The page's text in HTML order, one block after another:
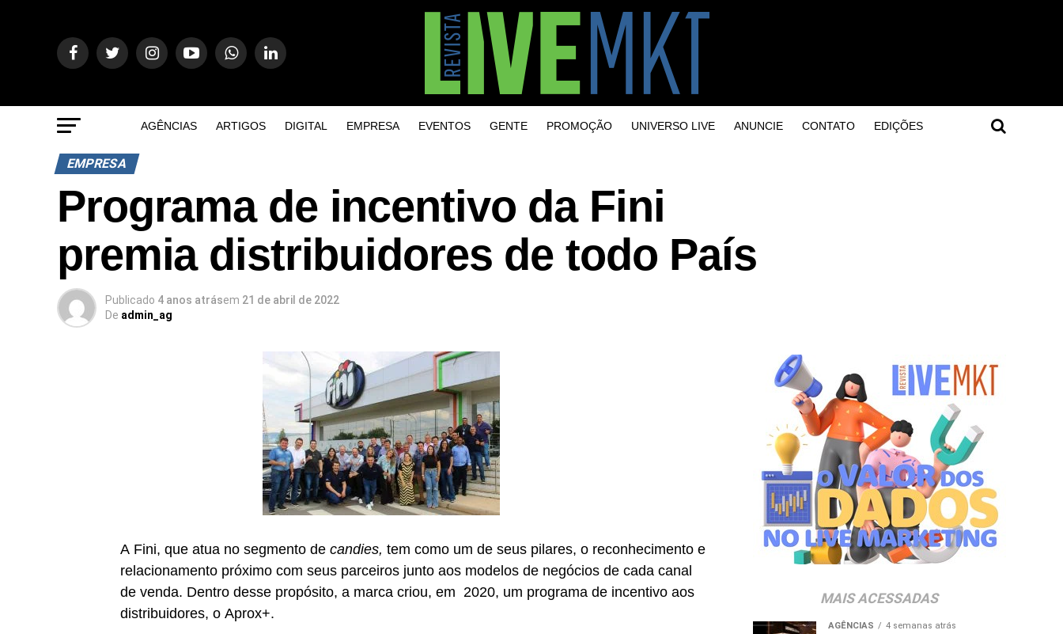
AGÊNCIAS ARTIGOS DIGITAL EMPRESA EVENTOS GENTE PROMOÇÃO UNIVERSO LIVE ANUNCIE CONTATO EDIÇÕES
EMPRESA
Programa de incentivo da Fini
premia distribuidores de todo País
Publicado 4 anos atrásem 21 de abril de 2022
De admin_ag
A Fini, que atua no segmento de candies, tem como um de seus pilares, o reconhecimento e
relacionamento próximo com seus parceiros junto aos modelos de negócios de cada canal
de venda. Dentro desse propósito, a marca criou, em 2020, um programa de incentivo aos
distribuidores, o Aprox+.
MAIS ACESSADAS
AGÊNCIAS 4 semanas atrás